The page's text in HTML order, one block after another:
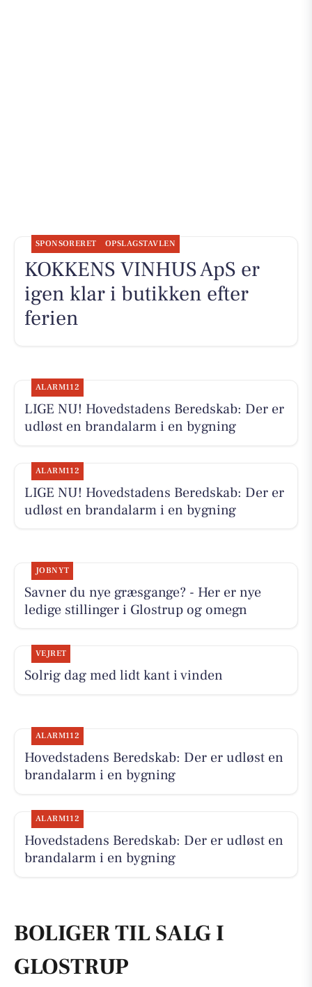
SPONSORERET OPSLAGSTAVLEN
KOKKENS VINHUS ApS er
igen klar i butikken efter
ferien
ALARM112
LIGE NU! Hovedstadens Beredskab: Der er
udløst en brandalarm i en bygning
ALARM112
LIGE NU! Hovedstadens Beredskab: Der er
udløst en brandalarm i en bygning
JOBNYT
Savner du nye græsgange? - Her er nye
ledige stillinger i Glostrup og omegn
VEJRET
Solrig dag med lidt kant i vinden
ALARM112
Hovedstadens Beredskab: Der er udløst en
brandalarm i en bygning
ALARM112
Hovedstadens Beredskab: Der er udløst en
brandalarm i en bygning
BOLIGER TIL SALG I
GLOSTRUP